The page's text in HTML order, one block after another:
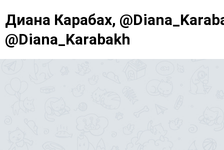
Диана Карабах,
@Diana_Karabakh